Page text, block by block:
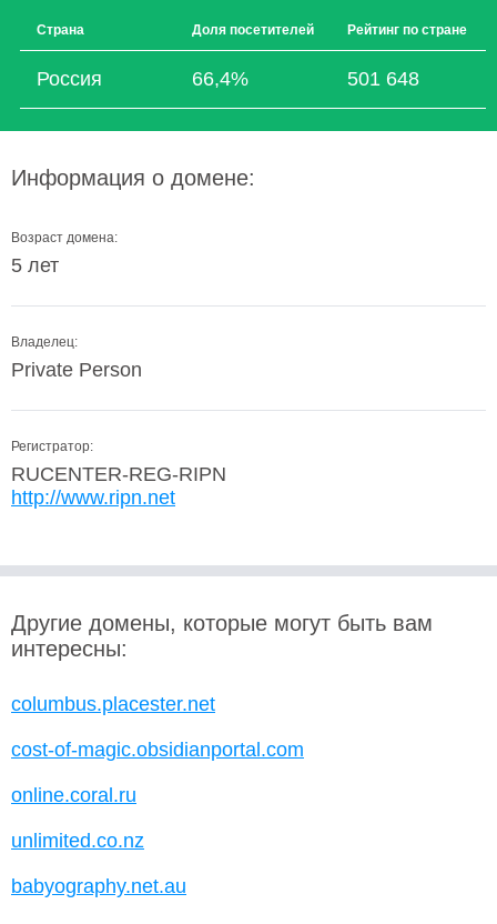
Страна Доля посетителей Рейтинг по стране
Россия 66,4% 501 648
Информация о домене:
Возраст домена:
5 лет
Владелец:
Private Person
Регистратор:
RUCENTER-REG-RIPN
http://www.ripn.net
Другие домены, которые могут быть вам
интересны:
columbus.placester.net
cost-of-magic.obsidianportal.com
online.coral.ru
unlimited.co.nz
babyography.net.au